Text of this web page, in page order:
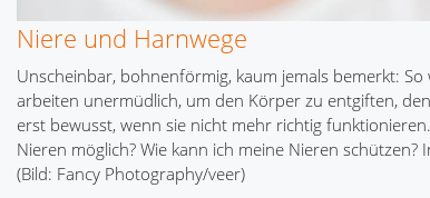
Niere und Harnwege
Unscheinbar, bohnenförmig, kaum jemals bemerkt:
arbeiten unermüdlich, um den Körper zu entgiften,
erst bewusst, wenn sie nicht mehr richtig
Nieren möglich? Wie kann ich meine Nieren
(Bild: Fancy Photography/veer)